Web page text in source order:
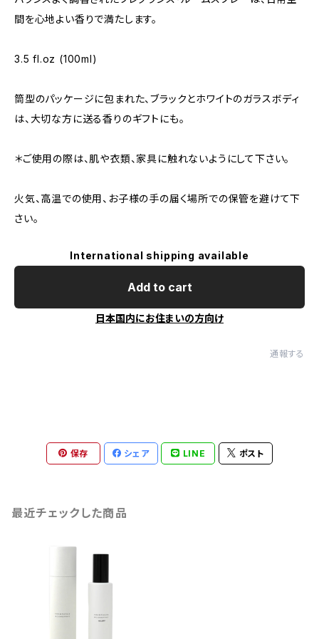
間を心地よい香りで満たします。
3.5 fl.oz (100ml)
筒型のパッケージに包まれた、ブラックとホワイトのガラスボディ
は、大切な方に送る香りのギフトにも。
＊ご使用の際は、肌や衣類、家具に触れないようにして下さい。
火気、高温での使用、お子様の手の届く場所での保管を避けて下
さい。
International shipping available
Add to cart
日本国内にお住まいの方向け
通報する
保存 シェア LINE ポスト
最近チェックした商品